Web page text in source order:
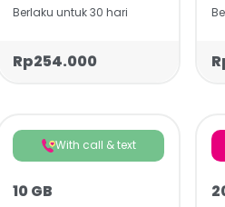
Berlaku untuk 30 hari
Rp254.000
With call & text
10 GB